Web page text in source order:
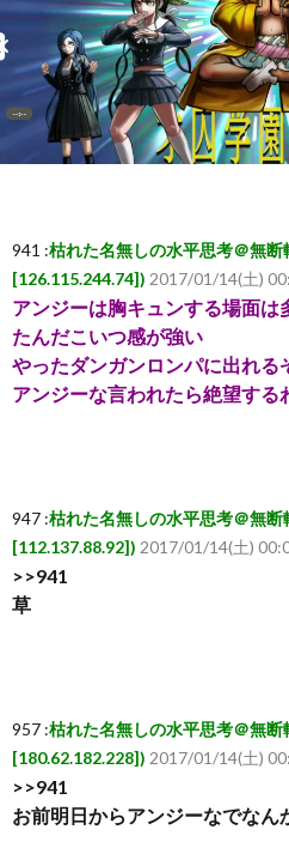
941 :枯れた名無しの水平思考＠無
[126.115.244.74]) 2017/01/14(土)
アンジーは胸キュンする場面は
たんだこいつ感が強い
やったダンガンロンパに出れる
アンジーな言われたら絶望する
947 :枯れた名無しの水平思考＠無
[112.137.88.92]) 2017/01/14(土)
>>941
草
957 :枯れた名無しの水平思考＠無
[180.62.182.228]) 2017/01/14(土)
>>941
お前明日からアンジーなでなん